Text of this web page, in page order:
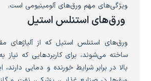
ویژگی‌های مهم ورق‌های آلومینیومی است.
ورق‌های استنلس استیل
ورق‌های استنلس استیل که از آلیاژهای
ساخته می‌شوند، برای کاربردهایی که
بالا در برابر شرایط خورنده و دمایی